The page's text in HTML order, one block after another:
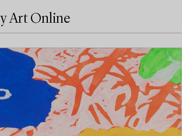
Art Online